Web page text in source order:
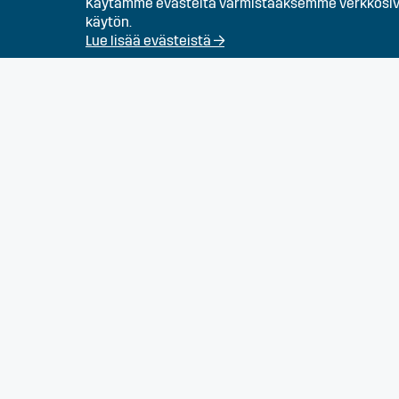
käytön.
Lue lisää evästeistä →